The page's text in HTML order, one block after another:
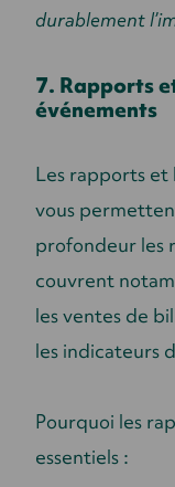
durablement
7. Rapports
événements
Les rapports et
vous
profondeur les
couvrent
les ventes de
les indicateurs
Pourquoi les
essentiels :